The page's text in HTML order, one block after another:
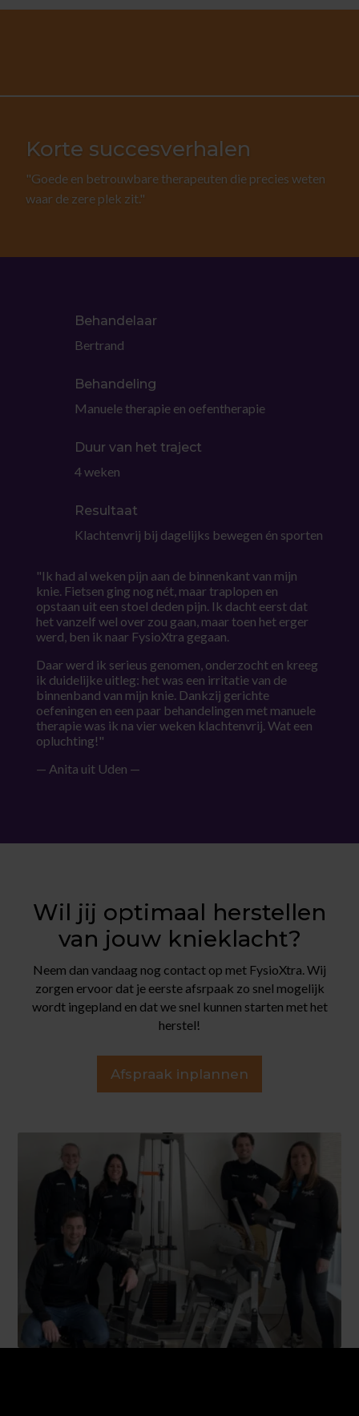
Korte succesverhalen
"Goede en betrouwbare therapeuten die precies weten
waar de zere plek zit."
Behandelaar
Bertrand
Behandeling
Manuele therapie en oefentherapie
Duur van het traject
4 weken
Resultaat
Klachtenvrij bij dagelijks bewegen én sporten
"Ik had al weken pijn aan de binnenkant van mijn
knie. Fietsen ging nog nét, maar traplopen en
opstaan uit een stoel deden pijn. Ik dacht eerst dat
het vanzelf wel over zou gaan, maar toen het erger
werd, ben ik naar FysioXtra gegaan.
Daar werd ik serieus genomen, onderzocht en kreeg
ik duidelijke uitleg: het was een irritatie van de
binnenband van mijn knie. Dankzij gerichte
oefeningen en een paar behandelingen met manuele
therapie was ik na vier weken klachtenvrij. Wat een
opluchting!"
— Anita uit Uden —
Wil jij optimaal herstellen
van jouw knieklacht?
Neem dan vandaag nog contact op met FysioXtra. Wij
zorgen ervoor dat je eerste afsrpaak zo snel mogelijk
wordt ingepland en dat we snel kunnen starten met het
herstel!
Afspraak inplannen